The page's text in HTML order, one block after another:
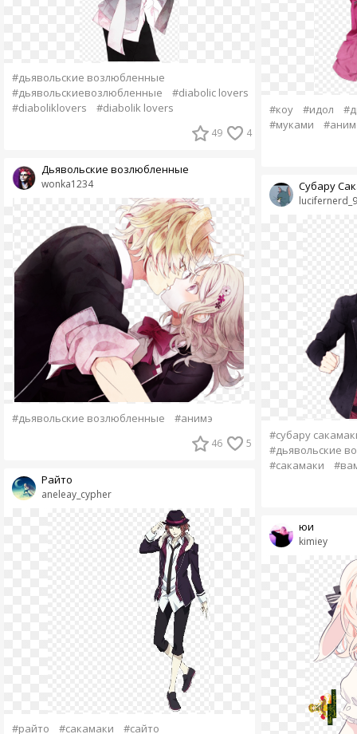
#дьявольские возлюбленные
#дьявольскиевозлюбленные
#diabolic lovers
#diaboliklovers
#diabolik lovers
49 4
wonka1234
Дьявольские возлюбленные
#дьявольские возлюбленные #анимэ
46 5
aneleay_cypher
Райто
#райто #сакамаки
#сайто
#коу #идол
#муками
Субару
#субару
#дьявольские
#сакамаки
kimiey
юи